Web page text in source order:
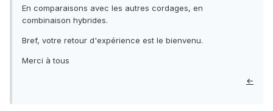
En comparaisons avec les autres cordages, en
combinaison hybrides.
Bref, votre retour d'expérience est le bienvenu.
Merci à tous
←